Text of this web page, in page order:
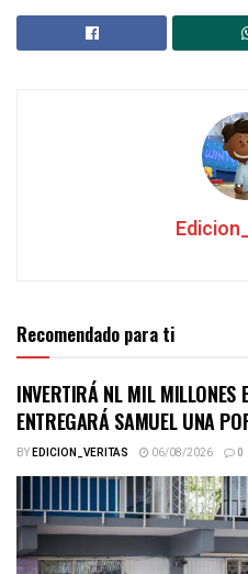
Recomendado para ti
INVERTIRÁ NL MIL MILLONES
ENTREGARÁ SAMUEL UNA
BYEDICION_VERITAS 06/08/2026 0